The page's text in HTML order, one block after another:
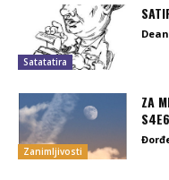
Satatatira
Zanimljivosti
ZA
S4E6